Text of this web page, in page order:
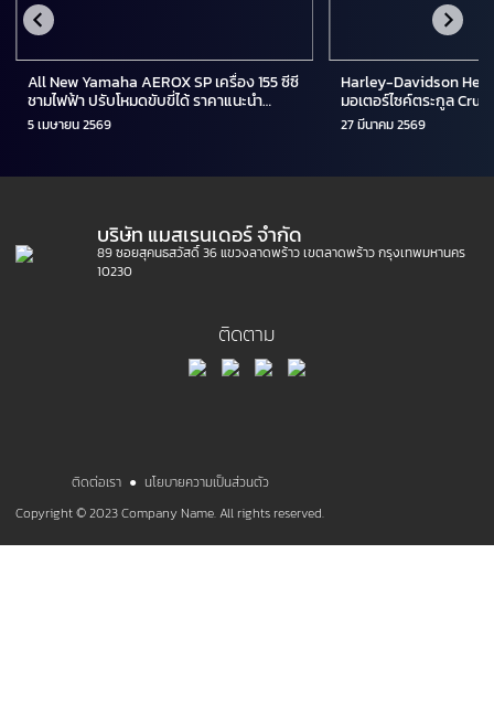
All New Yamaha AEROX SP เครื่อง 155 ซีซี
ชามไฟฟ้า ปรับโหมดขับขี่ได้ ราคาแนะนำ
99,900 บาท
5 เมษายน 2569
Harley-Davidson
มอเตอร์ไซค์ตระกูล
ต้น 1,331,000 บาท
27 มีนาคม 2569
บริษัท แมสเรนเดอร์ จำกัด
89 ซอยสุคนธสวัสดิ์ 36 แขวงลาดพร้าว เขตลาดพร้าว กรุงเทพมหานคร
10230
ติดตาม
ติดต่อเรา ● นโยบายความเป็นส่วนตัว
Copyright © 2023 Company Name. All rights reserved.